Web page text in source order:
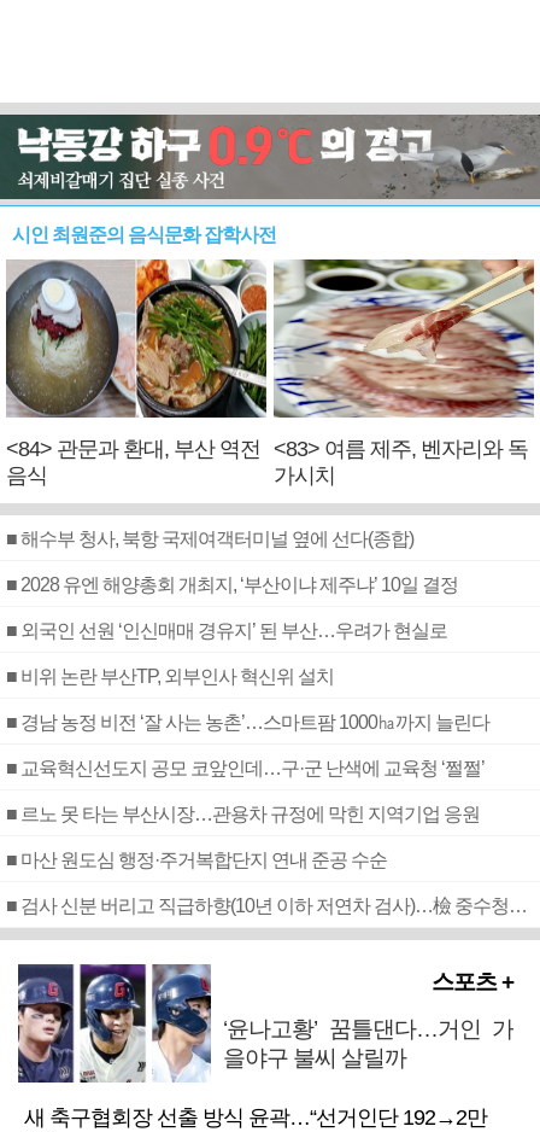
시인 최원준의 음식문화 잡학사전
<84> 관문과 환대, 부산 역전
음식
<83> 여름 제주, 벤자리와 독
가시치
■ 해수부 청사, 북항 국제여객터미널 옆에 선다(종합)
■ 2028 유엔 해양총회 개최지, ‘부산이냐 제주냐’ 10일 결정
■ 외국인 선원 ‘인신매매 경유지’ 된 부산…우려가 현실로
■ 비위 논란 부산TP, 외부인사 혁신위 설치
■ 경남 농정 비전 ‘잘 사는 농촌’…스마트팜 1000㏊까지 늘린다
■ 교육혁신선도지 공모 코앞인데…구·군 난색에 교육청 ‘쩔쩔’
■ 르노 못 타는 부산시장…관용차 규정에 막힌 지역기업 응원
■ 마산 원도심 행정·주거복합단지 연내 준공 수순
■ 검사 신분 버리고 직급하향(10년 이하 저연차 검사)…檢 중수청행 기피
스포츠 +
‘윤나고황’ 꿈틀댄다…거인 가
을야구 불씨 살릴까
새 축구협회장 선출 방식 윤곽…“선거인단 192→2만